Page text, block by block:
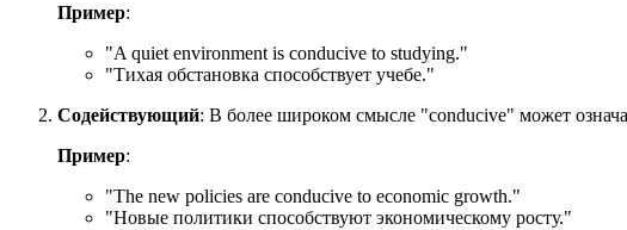
Пример:
"A quiet environment is conducive to studying."
"Тихая обстановка способствует учебе."
Содействующий: В более широком смысле "conducive" может
Пример:
"The new policies are conducive to economic growth."
"Новые политики способствуют экономическому росту."